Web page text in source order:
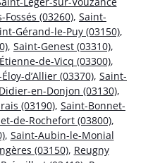
(03260), Saint-
Gérand-le-Puy (03150),
, Saint-Genest (03310),
de-Vicq (03300),
d’Allier (03370), Saint-
en-Donjon (03130),
(03190), Saint-Bonnet-
de-Rochefort (03800),
, Saint-Aubin-le-Monial
(03150), Reugny